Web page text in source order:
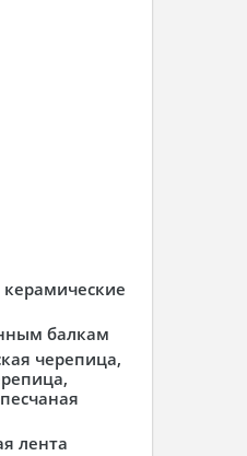
керамические
балкам
черепица,
лента